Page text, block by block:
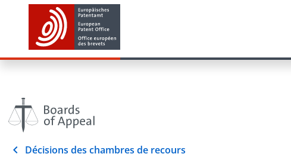
Décisions des chambres de recours